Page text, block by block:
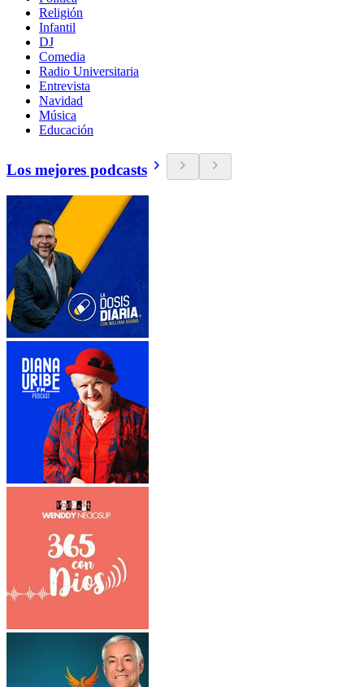
Religión
Infantil
DJ
Comedia
Radio Universitaria
Entrevista
Navidad
Música
Educación
Los mejores podcasts